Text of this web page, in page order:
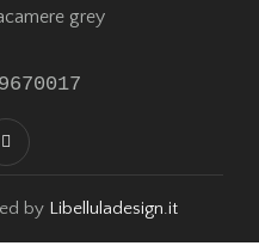
by Libelluladesign.it